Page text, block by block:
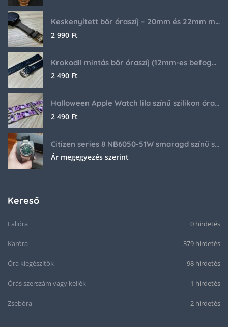
Keskenyített bőr óraszíj – 20mm és 22mm méretben
2 990 Ft
Krokodil mintás bőr óraszíj (12mm-es befogóval rendelkező órához)
2 490 Ft
Halloween Apple Watch lila színű szilikon óraszíj
2 490 Ft
Citizen series 8 NB6050-51W smaragd színű számlappal
Ár megegyezés szerint
Kereső
Falióra 0 hirdetés
Karóra 379 hirdetés
Óra kiegészítők 98 hirdetés
Órás szerszám vagy kellék 1 hirdetés
Zsebóra 2 hirdetés